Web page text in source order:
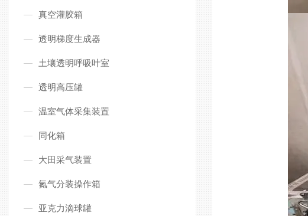
真空灌胶箱
透明梯度生成器
土壤透明呼吸叶室
透明高压罐
温室气体采集装置
同化箱
大田采气装置
氮气分装操作箱
亚克力滴球罐